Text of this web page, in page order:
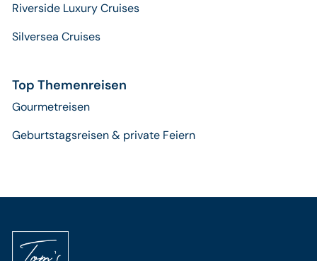
Riverside Luxury Cruises
Silversea Cruises
Top Themenreisen
Gourmetreisen
Geburtstagsreisen & private Feiern